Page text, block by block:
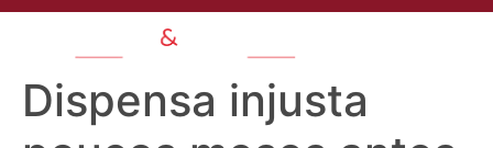
Dispensa injusta